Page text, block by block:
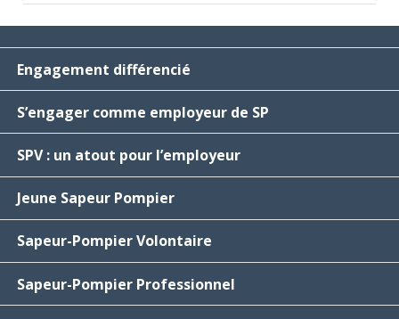
Engagement différencié
S’engager comme employeur de SP
SPV : un atout pour l’employeur
Jeune Sapeur Pompier
Sapeur-Pompier Volontaire
Sapeur-Pompier Professionnel